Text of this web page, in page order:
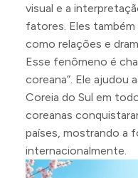
visual e a
fatores. Eles também
como relações e
Esse fenômeno é
coreana”. Ele ajudou
Coreia do Sul em
coreanas
países, mostrando a
internacionalmente.